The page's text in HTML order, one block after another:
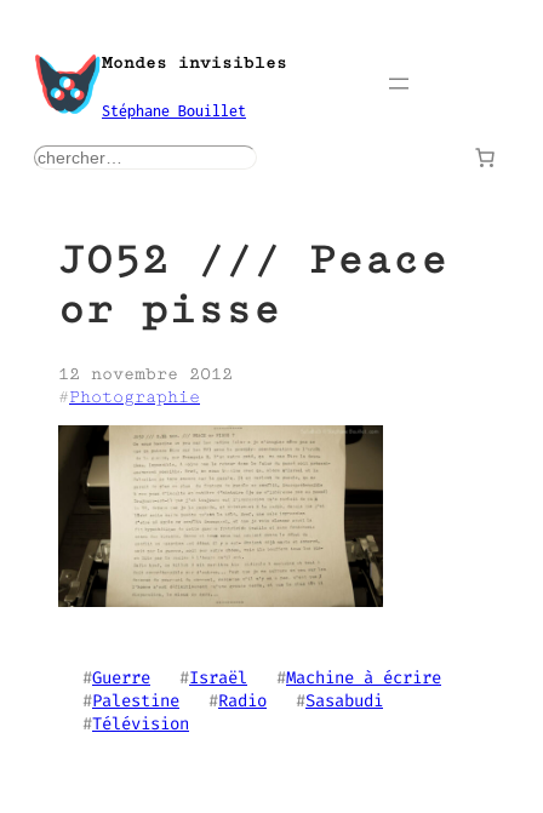
contenu
Mondes invisibles
Stéphane Bouillet
rechercher
J052 /// Peace
or pisse
12 novembre 2012
#Photographie
#Guerre
   #
Israël
   #
Machine à écrire
#Palestine
   #
Radio
   #
Sasabudi
#Télévision